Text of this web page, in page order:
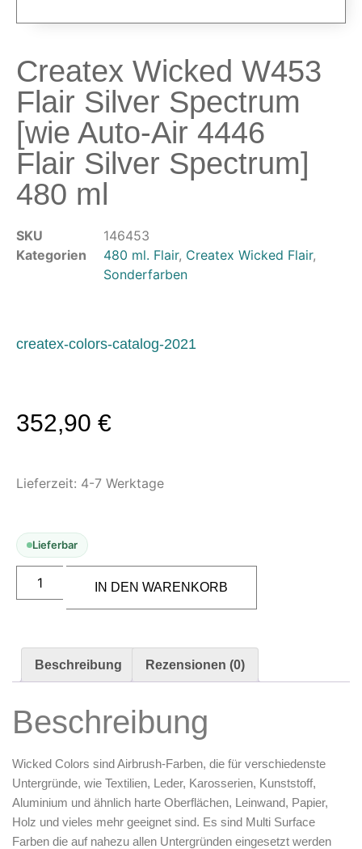
Oberflächenvorbereitung &
Bearbeitung
Spachtelmasse & Sprühspachtel
Schleif- & Poliermittel
Sandstrahlen & Spezialbehandlungen
Maskierung & Schablonen
Schablonen & Templates
Reinigung & Pflege
Luftreinigung & Filter
Leerbehälter & Mischzubehör
Gutscheine
Createx Wicked W453
Flair Silver Spectrum
[wie Auto-Air 4446
Flair Silver Spectrum]
480 ml
SKU
146453
Kategorien
480 ml. Flair, Createx Wicked Flair,
Sonderfarben
createx-colors-catalog-2021
352,90 €
Lieferzeit: 4-7 Werktage
Lieferbar
IN DEN WARENKORB
Beschreibung Rezensionen (0)
Beschreibung
Wicked Colors sind Airbrush-Farben, die für verschiedenste
Untergründe, wie Textilien, Leder, Karosserien, Kunststoff,
Aluminium und ähnlich harte Oberflächen, Leinwand, Papier,
Holz und vieles mehr geeignet sind. Es sind Multi Surface
Farben die auf nahezu allen Untergründen eingesetzt werden